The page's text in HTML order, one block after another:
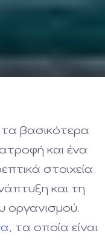
τα βασικότερα
και ένα
στοιχεία
και τη
οργανισμού.
, τα οποία είναι